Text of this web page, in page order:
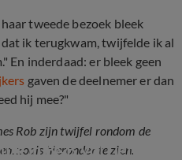
tweede bezoek bleek
ik terugkwam, twijfelde ik al
En inderdaad: er bleek geen
gaven de deelnemer er dan
hij mee?"
Rob zijn twijfel rondom de
zoals hieronder te zien.
in B&B Vol Liefde